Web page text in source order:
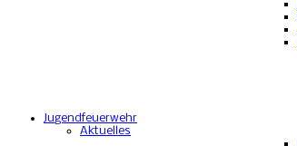
Jugendfeuerwehr
Aktuelles